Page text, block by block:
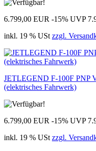
6.799,00 EUR -15% UVP
inkl. 19 % USt zzgl.
JETLEGEND F-100F PNP
(elektrisches Fahrwerk)
6.799,00 EUR -15% UVP
inkl. 19 % USt zzgl.